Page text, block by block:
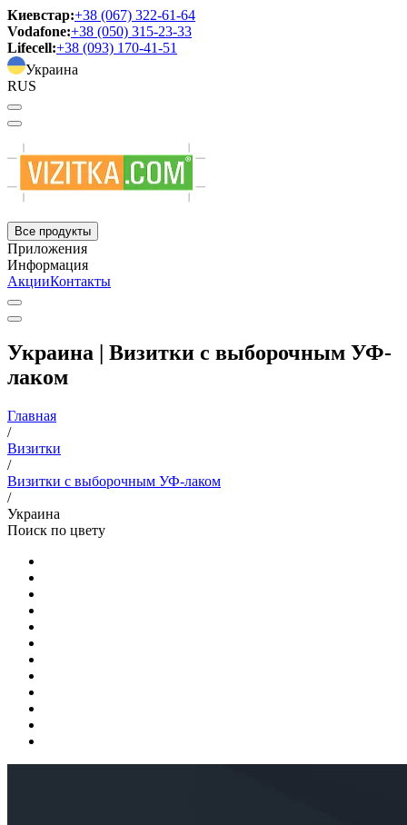
Киевстар:+38 (067) 322-61-64
Vodafone:+38 (050) 315-23-33
Lifecell:+38 (093) 170-41-51
Украина
RUS
Все продукты
Приложения
Информация
АкцииКонтакты
Украина | Визитки с выборочным УФ-
лаком
Главная
/
Визитки
/
Визитки с выборочным УФ-лаком
/
Украина
Поиск по цвету